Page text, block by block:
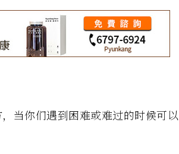
当你们遇到困难或难过的时候可以